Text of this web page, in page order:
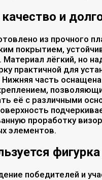
и
из прочного
покрытием,
лёгкий, но
практичной для
часть
её с различными
проработку
элементов.
победителей и